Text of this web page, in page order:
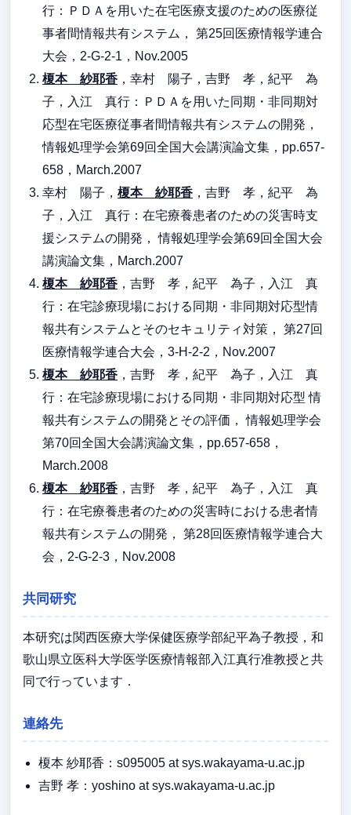
行：ＰＤＡを用いた在宅医療支援のための医療従
事者間情報共有システム， 第25回医療情報学連合
大会，2-G-2-1，Nov.2005
榎本 紗耶香 ，幸村 陽子，吉野 孝，紀平 為
子，入江 真行：ＰＤＡを用いた同期・非同期対
応型在宅医療従事者間情報共有システムの開発，
情報処理学会第69回全国大会講演論文集，pp.657-
658，March.2007
幸村 陽子， 榎本 紗耶香 ，吉野 孝，紀平 為
子，入江 真行：在宅療養患者のための災害時支
援システムの開発， 情報処理学会第69回全国大会
講演論文集，March.2007
榎本 紗耶香 ，吉野 孝，紀平 為子，入江 真
行：在宅診療現場における同期・非同期対応型情
報共有システムとそのセキュリティ対策， 第27回
医療情報学連合大会，3-H-2-2，Nov.2007
榎本 紗耶香 ，吉野 孝，紀平 為子，入江 真
行：在宅診療現場における同期・非同期対応型 情
報共有システムの開発とその評価， 情報処理学会
第70回全国大会講演論文集，pp.657-658，
March.2008
榎本 紗耶香 ，吉野 孝，紀平 為子，入江 真
行：在宅療養患者のための災害時における患者情
報共有システムの開発， 第28回医療情報学連合大
会，2-G-2-3，Nov.2008
共同研究
本研究は関西医療大学保健医療学部紀平為子教授，和
歌山県立医科大学医学医療情報部入江真行准教授と共
同で行っています．
連絡先
榎本 紗耶香：s095005 at sys.wakayama-u.ac.jp
吉野 孝：yoshino at sys.wakayama-u.ac.jp